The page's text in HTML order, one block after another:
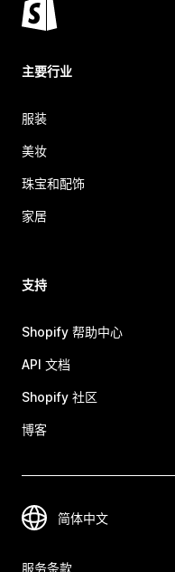
主要行业
服装
美妆
珠宝和配饰
家居
支持
Shopify 帮助中心
API 文档
Shopify 社区
博客
服务条款